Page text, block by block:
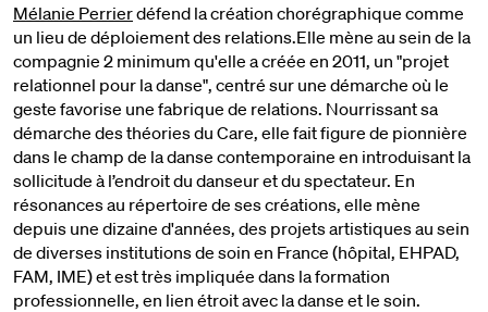
Mélanie Perrierdéfend la création chorégraphique comme
un lieu de déploiement des relations.Elle mène au sein de la
compagnie 2 minimum qu'elle a créée en 2011, un "projet
relationnel pour la danse", centré sur une démarche où le
geste favorise une fabrique de relations. Nourrissant sa
démarche des théories du Care, elle fait figure de pionnière
dans le champ de la danse contemporaine en introduisant la
sollicitude à l’endroit du danseur et du spectateur. En
résonances au répertoire de ses créations, elle mène
depuis une dizaine d'années, des projets artistiques au sein
de diverses institutions de soin en France (hôpital, EHPAD,
FAM, IME) et est très impliquée dans la formation
professionnelle, en lien étroit avec la danse et le soin.